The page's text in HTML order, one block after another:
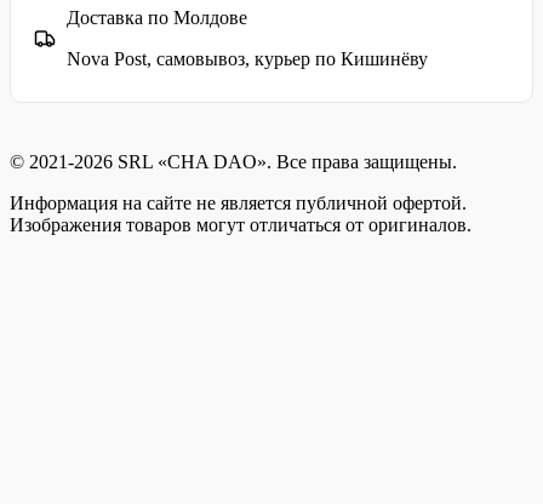
Доставка по Молдове
Nova Post, самовывоз, курьер по Кишинёву
© 2021-2026 SRL «CHA DAO». Все права защищены.
Информация на сайте не является публичной офертой.
Изображения товаров могут отличаться от оригиналов.